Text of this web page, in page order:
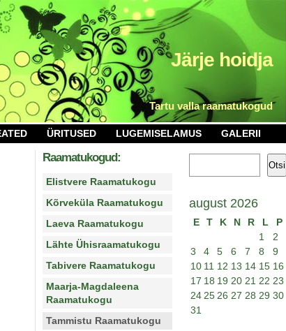
Järje hoidja
Tartu valla raamatukogud
ÜRITUSED LUGEMISELAMUS GALERII
Otsi
august 2026
E T K N R L
P
1
2
3
4 5 6 7 8
9
10 11 12 13 14 15 16
17 18 19 20 21 22 23
24 25 26 27 28 29 30
31
Raamatukogud:
Elistvere Raamatukogu
Kõrveküla Raamatukogu
Laeva Raamatukogu
Lähte Ühisraamatukogu
Tabivere Raamatukogu
Maarja-Magdaleena
Raamatukogu
Tammistu Raamatukogu